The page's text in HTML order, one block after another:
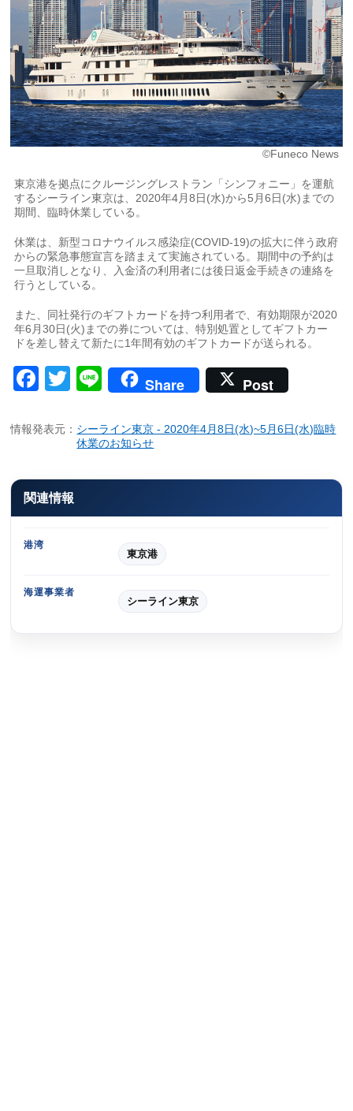
©Funeco News
東京港を拠点にクルージングレストラン「シンフォニー」を運航
するシーライン東京は、2020年4月8日(水)から5月6日(水)までの
期間、臨時休業している。
休業は、新型コロナウイルス感染症(COVID-19)の拡大に伴う政府
からの緊急事態宣言を踏まえて実施されている。期間中の予約は
一旦取消しとなり、入金済の利用者には後日返金手続きの連絡を
行うとしている。
また、同社発行のギフトカードを持つ利用者で、有効期限が2020
年6月30日(火)までの券については、特別処置としてギフトカー
ドを差し替えて新たに1年間有効のギフトカードが送られる。
Facebook
Twitter
LineShare Post
情報発表元： シーライン東京 - 2020年4月8日(水)~5月6日(水)臨時
休業のお知らせ
関連情報
港湾
東京港
海運事業者
シーライン東京